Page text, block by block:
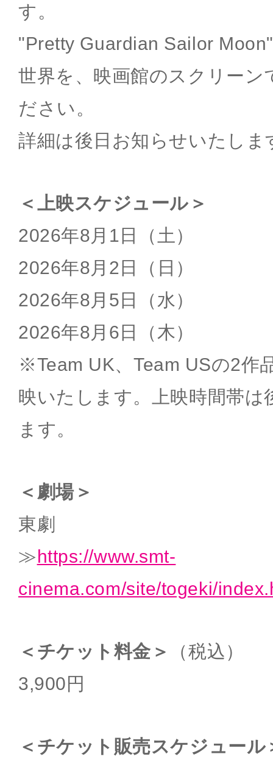
す。
"Pretty Guardian Sailor
世界を、映画館のスクリー
ださい。
詳細は後日お知らせいたしま
＜上映スケジュール＞
2026年8月1日（土）
2026年8月2日（日）
2026年8月5日（水）
2026年8月6日（木）
※Team UK、Team USの2作
映いたします。上映時間帯は
ます。
＜劇場＞
東劇
≫https://www.smt-
cinema.com/site/togeki/
＜チケット料金＞
（税込）
3,900円
＜チケット販売スケジュール